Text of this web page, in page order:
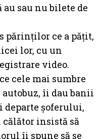
sau nu bilete de
părinților ce a pățit,
lor, cu un
video.
cele mai sumbre
îi dau banii
departe șoferului,
călător insistă să
îi spune să se